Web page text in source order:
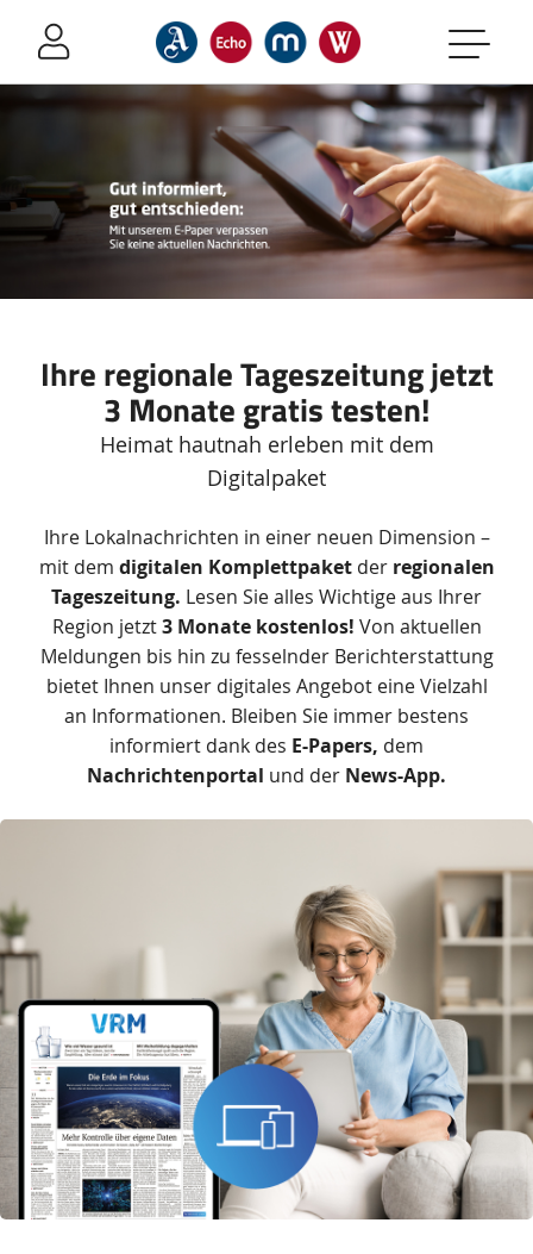
Sprung-
Navigation
direkt
zu:
Header
Inhalt
Footer
Ihre regionale Tageszeitung jetzt
3 Monate gratis testen!
Heimat hautnah erleben mit dem
Digitalpaket
Zusätzliche
Informationen
Ihre Lokalnachrichten in einer neuen Dimension –
mit dem digitalen Komplettpaketder regionalen
Tageszeitung. Lesen Sie alles Wichtige aus Ihrer
Region jetzt3 Monate kostenlos! Von aktuellen
Meldungen bis hin zu fesselnder Berichterstattung
bietet Ihnen unser digitales Angebot eine Vielzahl
an Informationen. Bleiben Sie immer bestens
informiert dank des E-Papers, dem
Nachrichtenportal und der News-App.
Produkt